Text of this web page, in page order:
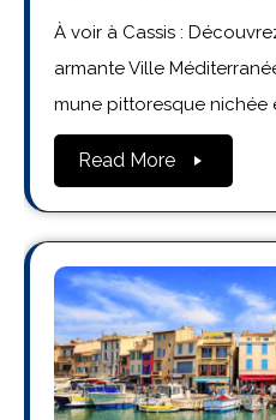
À voir à Cassis :
armante Ville
mune pittoresque nichée
Read More